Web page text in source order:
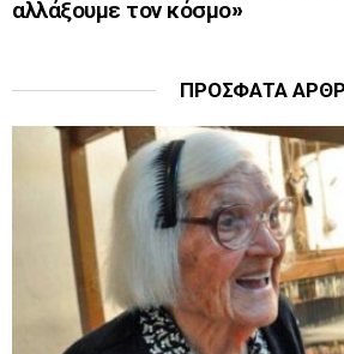
αλλάξουμε τον κόσμο»
ΠΡΌΣΦΑΤΑ